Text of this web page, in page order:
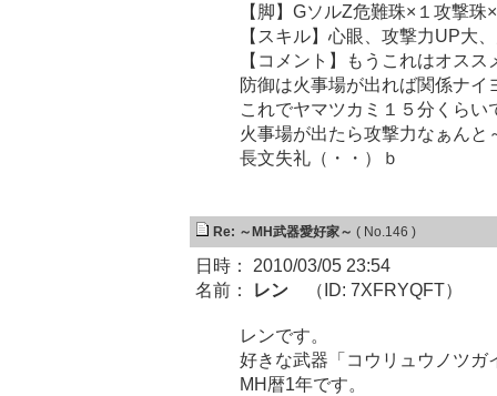
【脚】GソルZ危難珠×１攻撃珠
【スキル】心眼、攻撃力UP大
【コメント】もうこれはオスス
防御は火事場が出れば関係ナイ
これでヤマツカミ１５分くらい
火事場が出たら攻撃力なぁんと
長文失礼（・・）ｂ
Re: ～MH武器愛好家～ ( No.146 )
日時： 2010/03/05 23:54
名前：
レン （ID: 7XFRYQFT）
レンです。
好きな武器「コウリュウノツガ
MH暦1年です。